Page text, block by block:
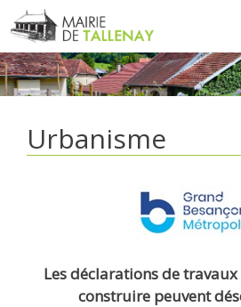
Aller
au
contenu
Urbanisme
Les déclarations de
construire peuvent